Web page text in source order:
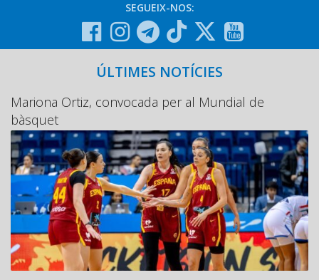
SEGUEIX-NOS:
ÚLTIMES NOTÍCIES
Mariona Ortiz, convocada per al Mundial de
bàsquet